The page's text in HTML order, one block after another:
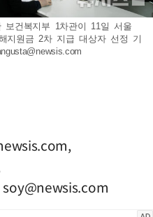
건복지부 1차관이 11일 서울
지원금 2차 지급 대상자 선정 기
,
soy@newsis.com